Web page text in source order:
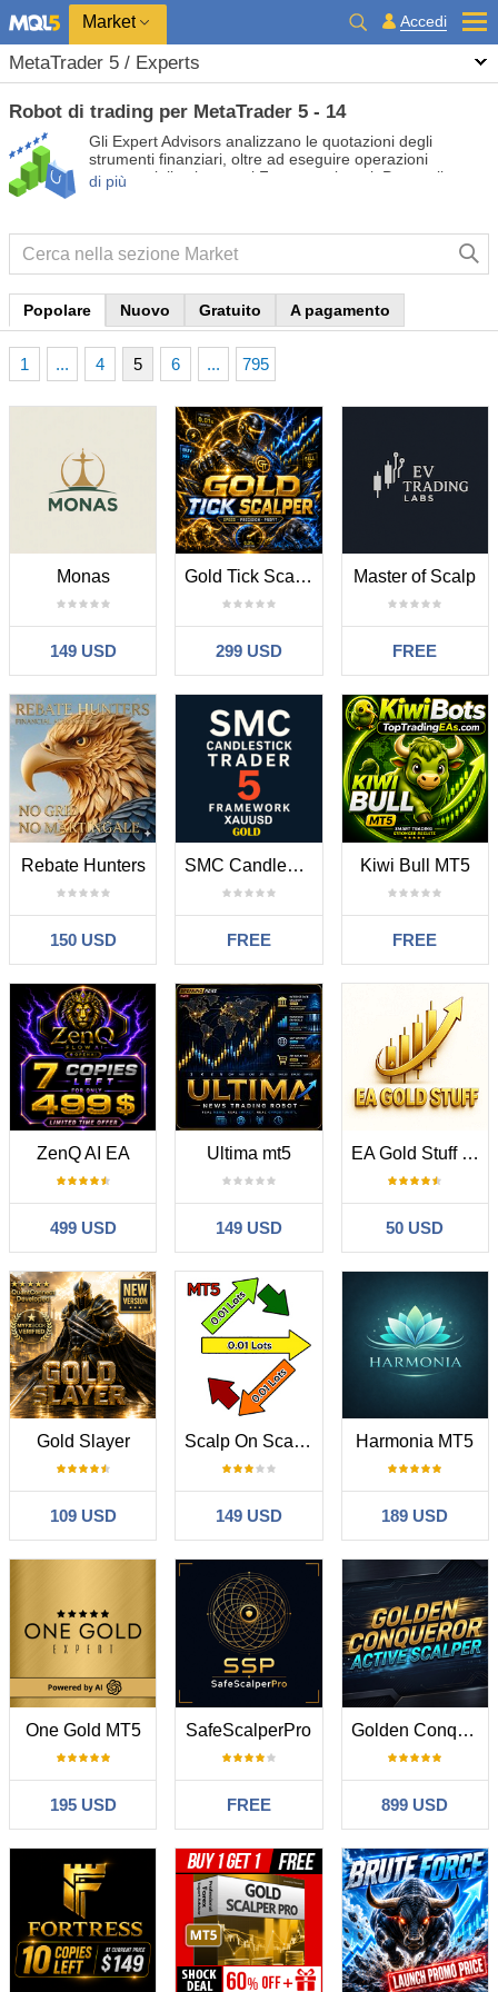
Market Accedi
MetaTrader 5 / Experts
Robot di trading per MetaTrader 5 - 14
Gli Expert Advisors analizzano le quotazioni degli
strumenti finanziari, oltre ad eseguire operazioni
commerciali sui mercati Forex e azionari. Prova gli
Expert Advisors gratuiti e a pagamento in modo da
di più
Popolare Nuovo Gratuito A pagamento
1 ... 4 5 6 ... 795
Monas
149 USD
Gold Tick Scalper
299 USD
Master of Scalp
FREE
Rebate Hunters
150 USD
SMC Candlestick Trader 5 Framework XAUUSD
FREE
Kiwi Bull MT5
FREE
ZenQ AI EA
499 USD
Ultima mt5
149 USD
EA Gold Stuff mt5
50 USD
Gold Slayer
109 USD
Scalp On Scalp Off
149 USD
Harmonia MT5
189 USD
One Gold MT5
195 USD
SafeScalperPro
FREE
Golden Conqueror
899 USD